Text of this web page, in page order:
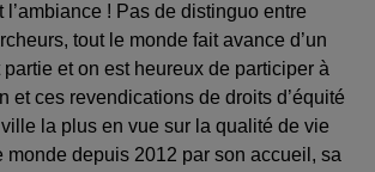
l’ambiance ! Pas de distinguo entre
tout le monde fait avance d’un
et on est heureux de participer à
et ces revendications de droits d’équité
la plus en vue sur la qualité de vie
monde depuis 2012 par son accueil, sa